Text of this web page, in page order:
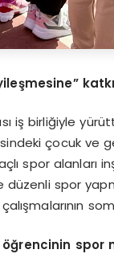
iş birliğiyle
çocuk ve
spor alanları
spor
spor